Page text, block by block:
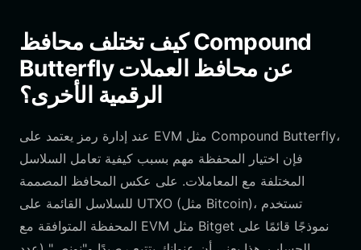
كيف تختلف محافظ Compound
Butterfly عن محافظ العملات
الرقمية الأخرى؟
عند إدارة رمز يعتمد على EVM مثل Compound Butterfly،
فإن اختيار المحفظة مهم بسبب كيفية تعامل السلاسل
المختلفة مع المعاملات. على عكس المحافظ المصممة
للسلاسل القائمة على UTXO (مثل Bitcoin)، تستخدم
المحفظة المتوافقة مع EVM مثل Bitget نموذجًا قائمًا على